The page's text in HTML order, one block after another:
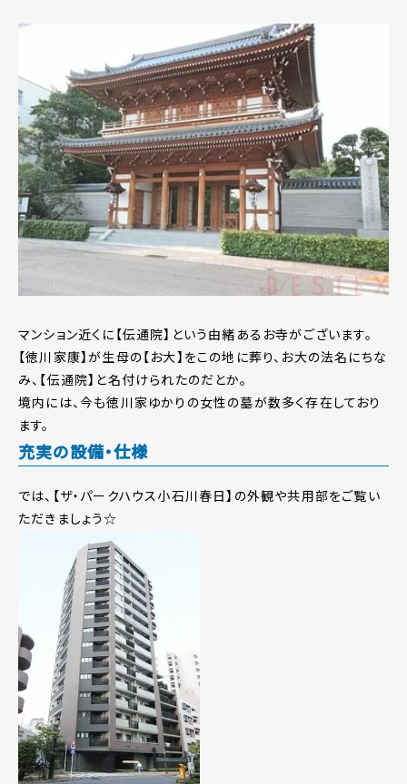
マンション近くに【伝通院】という由緒あるお寺がございます。
【徳川家康】が生母の【お大】をこの地に葬り、お大の法名にちな
み、【伝通院】と名付けられたのだとか。
境内には、今も徳川家ゆかりの女性の墓が数多く存在しており
ます。
充実の設備・仕様
では、【ザ・パークハウス小石川春日】の外観や共用部をご覧い
ただきましょう☆